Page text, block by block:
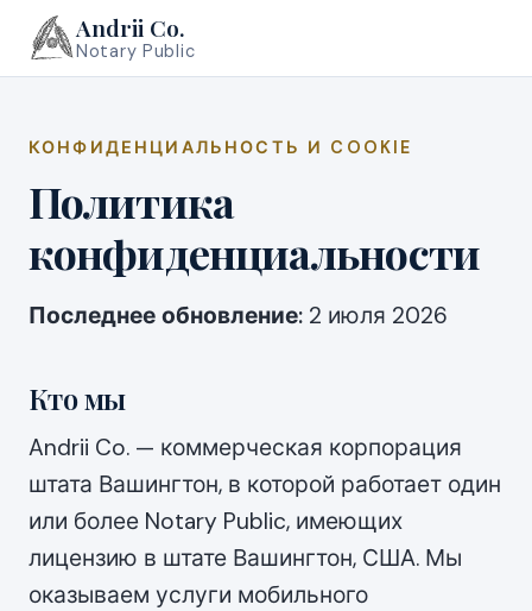
Andrii Co.
Notary Public
КОНФИДЕНЦИАЛЬНОСТЬ И COOKIE
Политика
конфиденциальности
Последнее обновление: 2 июля 2026
Кто мы
Andrii Co. — коммерческая корпорация
штата Вашингтон, в которой работает один
или более Notary Public, имеющих
лицензию в штате Вашингтон, США. Мы
оказываем услуги мобильного